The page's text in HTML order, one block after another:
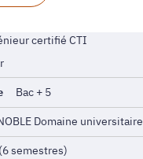
certifié CTI
Bac + 5
Domaine universitaire
semestres)